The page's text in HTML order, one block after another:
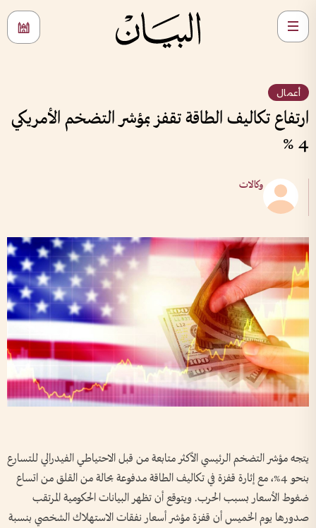
أعمال
ارتفاع تكاليف الطاقة تقفز بمؤشر التضخم الأمريكي
4 %
وكالات
يتجه مؤشر التضخم الرئيسي الأكثر متابعة من قبل الاحتياطي الفيدرالي للتسارع
بنحو 4%، مع إثارة قفزة في تكاليف الطاقة مدفوعة بحالة من القلق من اتساع
ضغوط الأسعار بسبب الحرب. ويتوقع أن تظهر البيانات الحكومية المرتقب
صدورها يوم الخميس أن قفزة مؤشر أسعار نفقات الاستهلاك الشخصي بنسبة